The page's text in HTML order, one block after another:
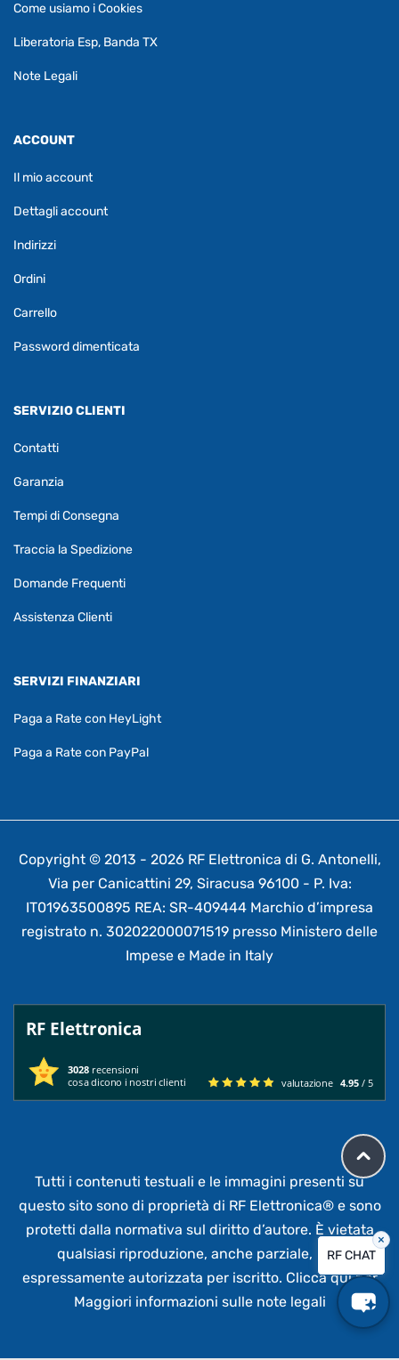
Come usiamo i Cookies
Liberatoria Esp, Banda TX
Note Legali
ACCOUNT
Il mio account
Dettagli account
Indirizzi
Ordini
Carrello
Password dimenticata
SERVIZIO CLIENTI
Contatti
Garanzia
Tempi di Consegna
Traccia la Spedizione
Domande Frequenti
Assistenza Clienti
SERVIZI FINANZIARI
Paga a Rate con HeyLight
Paga a Rate con PayPal
Copyright © 2013 - 2026 RF Elettronica di G. Antonelli,
Via per Canicattini 29, Siracusa 96100 - P. Iva:
IT01963500895 REA: SR-409444 Marchio d’impresa
registrato n. 302022000071519 presso Ministero delle
Impese e Made in Italy
RF Elettronica
3028 recensioni
cosa dicono i nostri clienti
valutazione 4.95 / 5
Tutti i contenuti testuali e le immagini presenti su
questo sito sono di proprietà di RF Elettronica® e sono
protetti dalla normativa sul diritto d’autore. È vietata
qualsiasi riproduzione, anche parziale,
non
espressamente autorizzata per iscritto. Clicca qui per
Maggiori informazioni sulle note legali
RF CHAT
×